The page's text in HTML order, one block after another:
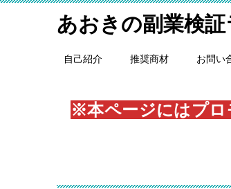
あおきの副業検証
自己紹介 推奨商材 お問い
※本ページにはプロ